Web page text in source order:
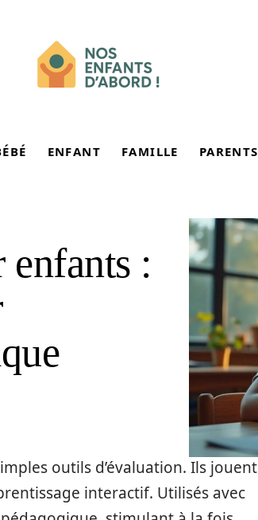
ENFANT FAMILLE PARENTS
:
outils d’évaluation. Ils jouent
interactif. Utilisés avec